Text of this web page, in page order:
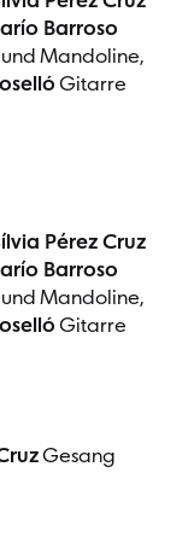
Barroso
Mandoline,
Gitarre
Pérez Cruz
Barroso
Mandoline,
Gitarre
Gesang